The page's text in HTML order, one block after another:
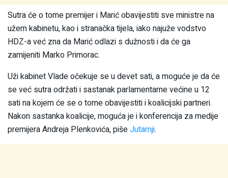
Sutra će o tome premijer i Marić obavijestiti sve ministre na
užem kabinetu, kao i stranačka tijela, iako najuže vodstvo
HDZ-a već zna da Marić odlazi s dužnosti i da će ga
zamijeniti Marko Primorac.
Uži kabinet Vlade očekuje se u devet sati, a moguće je da će
se već sutra održati i sastanak parlamentarne većine u 12
sati na kojem će se o tome obavijestiti i koalicijski partneri.
Nakon sastanka koalicije, moguća je i konferencija za medije
premijera Andreja Plenkovića, pišeJutarnji.